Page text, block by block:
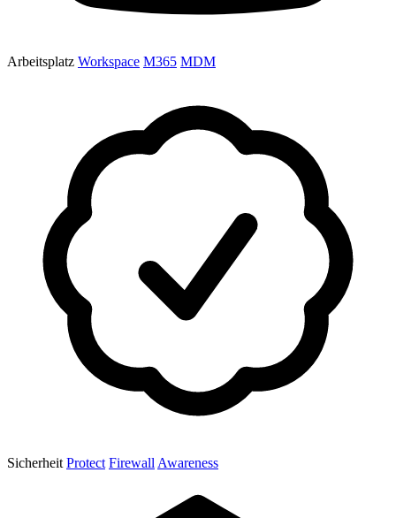
Arbeitsplatz Workspace M365 MDM
Sicherheit Protect Firewall Awareness